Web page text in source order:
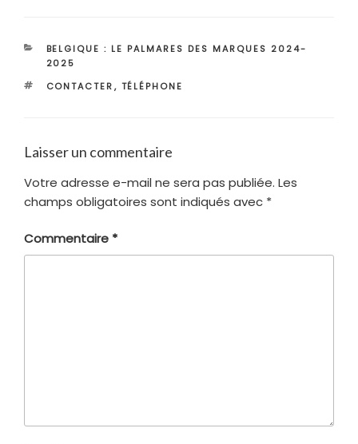
CATÉGORIES
BELGIQUE : LE PALMARES DES MARQUES 2024-
2025
ÉTIQUETTES
CONTACTER, TÉLÉPHONE
Laisser un commentaire
Votre adresse e-mail ne sera pas publiée. Les
champs obligatoires sont indiqués avec *
Commentaire *